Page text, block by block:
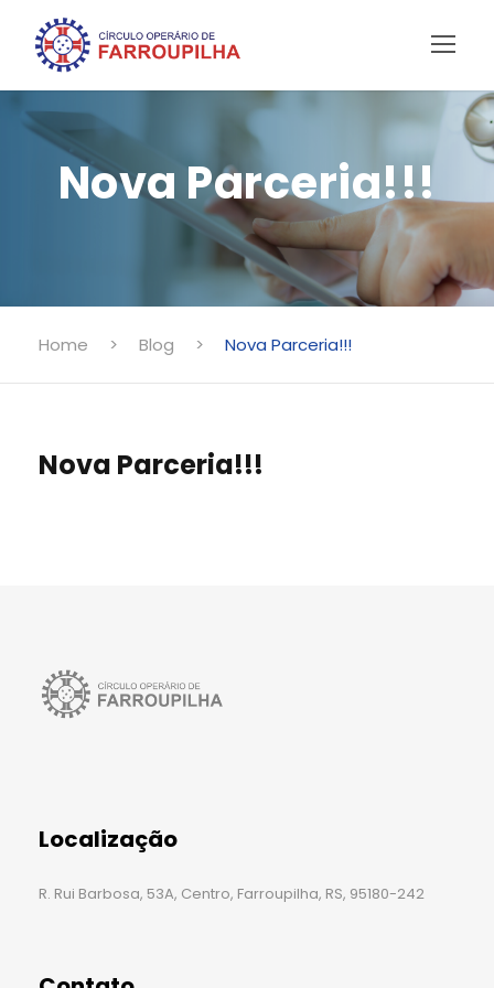
Nova Parceria!!!
Home > Blog > Nova Parceria!!!
Nova Parceria!!!
Localização
R. Rui Barbosa, 53A, Centro, Farroupilha, RS, 95180-242